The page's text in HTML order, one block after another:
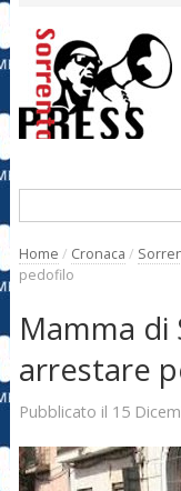
Home / Cronaca /
pedofilo
Mamma
arrestare
Pubblicato il 15